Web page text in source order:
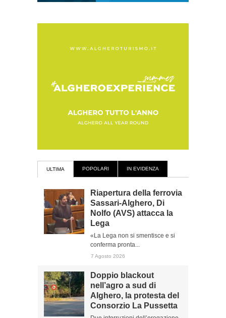
ULTIMA POPOLARI IN EVIDENZA
Riapertura della ferrovia
Sassari-Alghero, Di
Nolfo (AVS) attacca la
Lega
«La Lega non si smentisce e si
conferma pronta...
7 Agosto 2026
Doppio blackout
nell’agro a sud di
Alghero, la protesta del
Consorzio La Pussetta